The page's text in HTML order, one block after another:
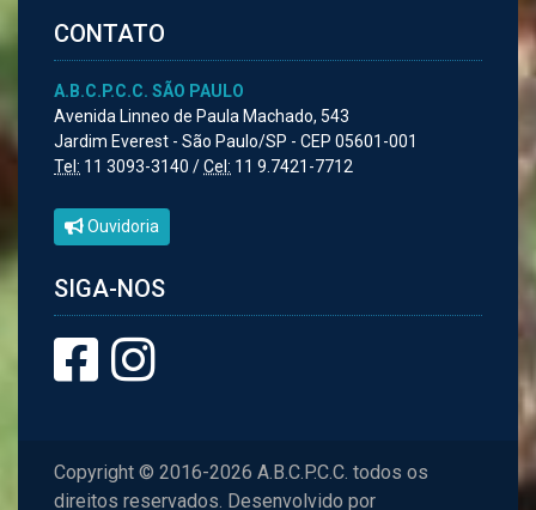
CONTATO
A.B.C.P.C.C. SÃO PAULO
Avenida Linneo de Paula Machado, 543
Jardim Everest - São Paulo/SP - CEP 05601-001
Tel: 11 3093-3140 /Cel: 11 9.7421-7712
Ouvidoria
SIGA-NOS
Copyright © 2016-2026 A.B.C.P.C.C. todos os
direitos reservados. Desenvolvido por